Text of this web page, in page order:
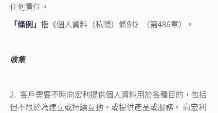
任何責任。
「條例」 指《個人資料（私隱）條例》（第486章）。
收集
2. 客戶需要不時向宏利提供個人資料用於各種目的，包括
但不限於為建立或持續互動，或提供產品或服務。 向宏利